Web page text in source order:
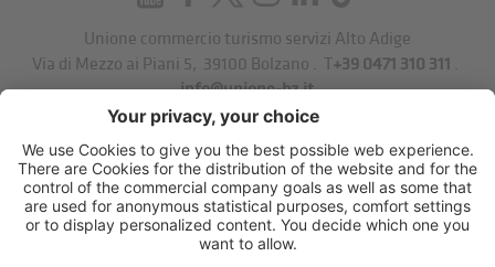
Unione commercio turismo servizi Alto Adige
Via di Mezzo ai Piani 5
39100 Bolzano . T+39 0471 310 311 .
info@unione-bz.it
Impressum
Privacy
Impostazioni cookie
Sitemap